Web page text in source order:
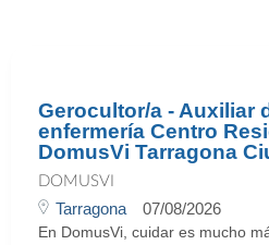
Gerocultor/a - Auxiliar
enfermería Centro
DomusVi Tarragona
DOMUSVI
Tarragona 07/08/2026
En DomusVi, cuidar es mucho